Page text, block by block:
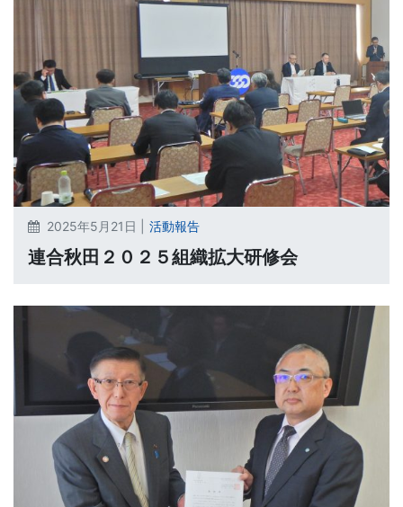
2025年5月21日 | 活動報告
連合秋田２０２５組織拡大研修会